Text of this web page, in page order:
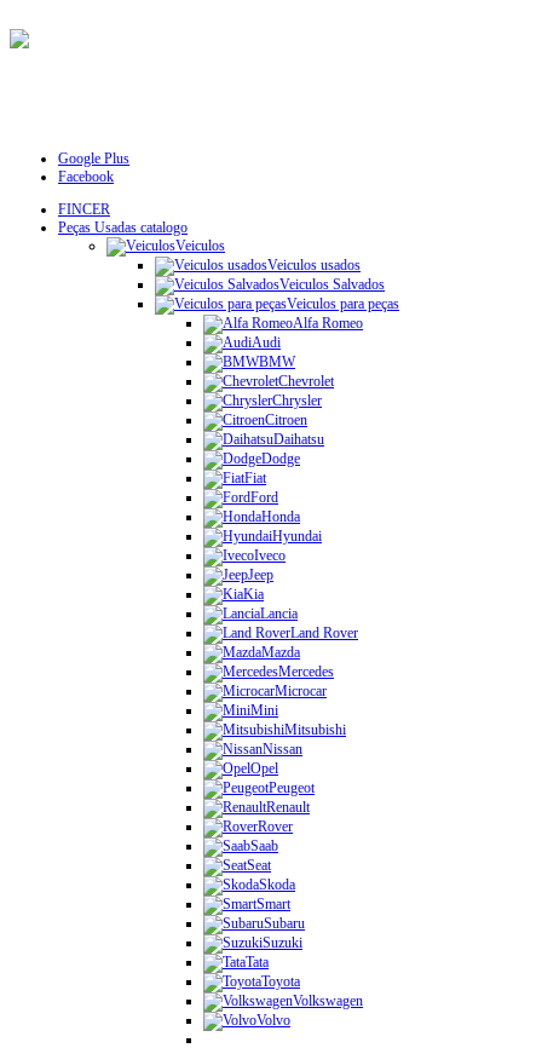
Google Plus
Facebook
FINCER
Peças Usadas catalogo
Veiculos
Veiculos usados
Veiculos Salvados
Veiculos para peças
Alfa Romeo
Audi
BMW
Chevrolet
Chrysler
Citroen
Daihatsu
Dodge
Fiat
Ford
Honda
Hyundai
Iveco
Jeep
Kia
Lancia
Land Rover
Mazda
Mercedes
Microcar
Mini
Mitsubishi
Nissan
Opel
Peugeot
Renault
Rover
Saab
Seat
Skoda
Smart
Subaru
Suzuki
Tata
Toyota
Volkswagen
Volvo